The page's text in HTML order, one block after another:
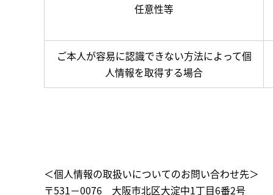
任意性等
ご本人が容易に認識できない方法によって個
人情報を取得する場合
＜個人情報の取扱いについてのお問い合わせ先＞
〒531－0076 大阪市北区大淀中1丁目6番2号